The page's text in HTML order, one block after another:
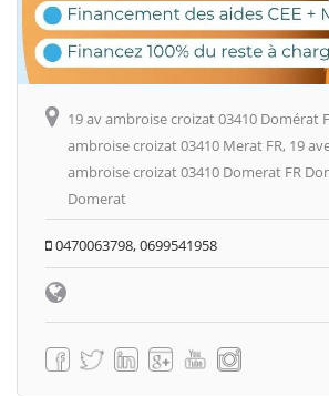
19 av ambroise croizat 03410 Domérat
ambroise croizat 03410 Merat FR, 19
ambroise croizat 03410 Domerat FR
Domerat
0470063798, 0699541958